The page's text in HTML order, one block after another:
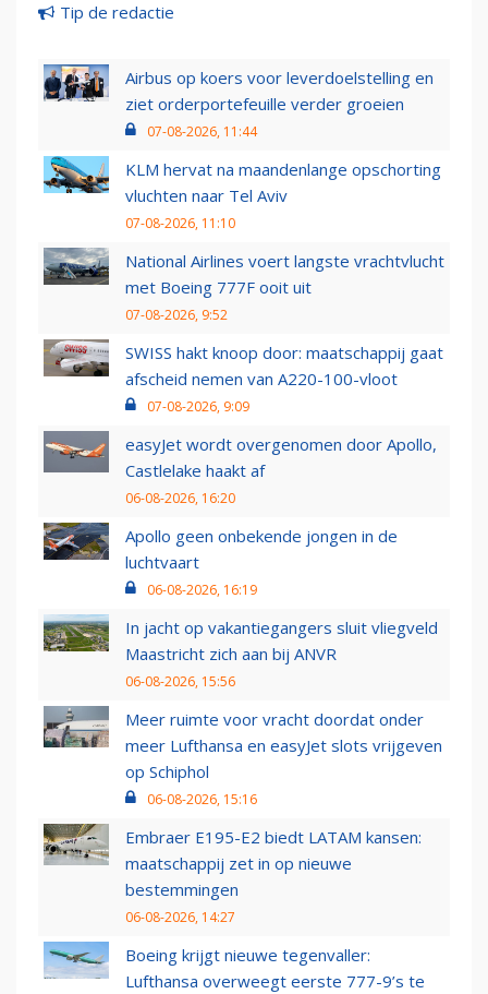
Tip de redactie
Airbus op koers voor leverdoelstelling en
ziet orderportefeuille verder groeien
07-08-2026, 11:44
KLM hervat na maandenlange opschorting
vluchten naar Tel Aviv
07-08-2026, 11:10
National Airlines voert langste vrachtvlucht
met Boeing 777F ooit uit
07-08-2026, 9:52
SWISS hakt knoop door: maatschappij gaat
afscheid nemen van A220-100-vloot
07-08-2026, 9:09
easyJet wordt overgenomen door Apollo,
Castlelake haakt af
06-08-2026, 16:20
Apollo geen onbekende jongen in de
luchtvaart
06-08-2026, 16:19
In jacht op vakantiegangers sluit vliegveld
Maastricht zich aan bij ANVR
06-08-2026, 15:56
Meer ruimte voor vracht doordat onder
meer Lufthansa en easyJet slots vrijgeven
op Schiphol
06-08-2026, 15:16
Embraer E195-E2 biedt LATAM kansen:
maatschappij zet in op nieuwe
bestemmingen
06-08-2026, 14:27
Boeing krijgt nieuwe tegenvaller:
Lufthansa overweegt eerste 777-9’s te